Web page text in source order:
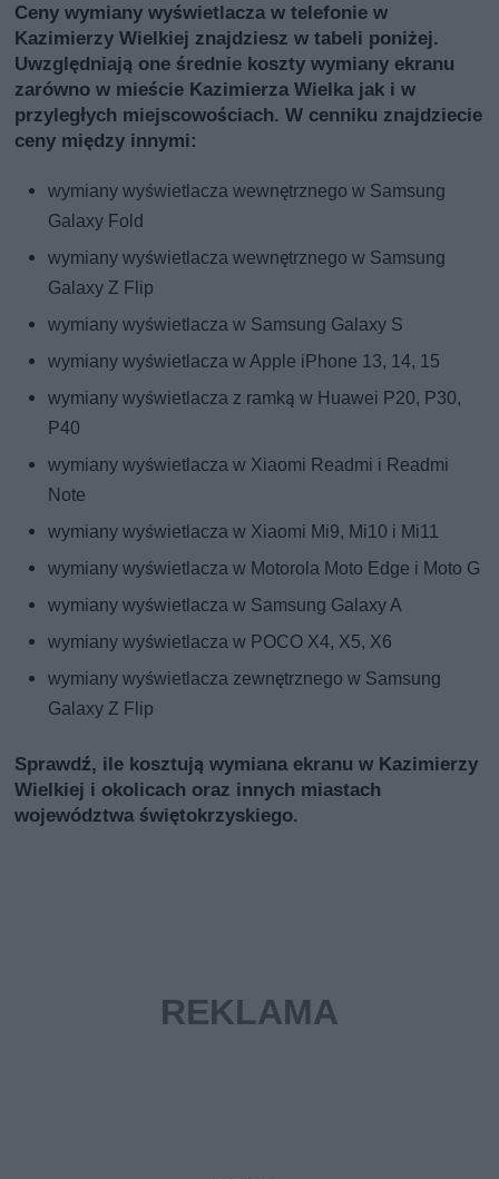
Ceny wymiany wyświetlacza w telefonie w
Kazimierzy Wielkiej znajdziesz w tabeli poniżej.
Uwzględniają one średnie koszty wymiany ekranu
zarówno w mieście Kazimierza Wielka jak i w
przyległych miejscowościach. W cenniku znajdziecie
ceny między innymi:
wymiany wyświetlacza wewnętrznego w Samsung
Galaxy Fold
wymiany wyświetlacza wewnętrznego w Samsung
Galaxy Z Flip
wymiany wyświetlacza w Samsung Galaxy S
wymiany wyświetlacza w Apple iPhone 13, 14, 15
wymiany wyświetlacza z ramką w Huawei P20, P30,
P40
wymiany wyświetlacza w Xiaomi Readmi i Readmi
Note
wymiany wyświetlacza w Xiaomi Mi9, Mi10 i Mi11
wymiany wyświetlacza w Motorola Moto Edge i Moto G
wymiany wyświetlacza w Samsung Galaxy A
wymiany wyświetlacza w POCO X4, X5, X6
wymiany wyświetlacza zewnętrznego w Samsung
Galaxy Z Flip
Sprawdź, ile kosztują wymiana ekranu w Kazimierzy
Wielkiej i okolicach oraz innych miastach
województwa świętokrzyskiego.